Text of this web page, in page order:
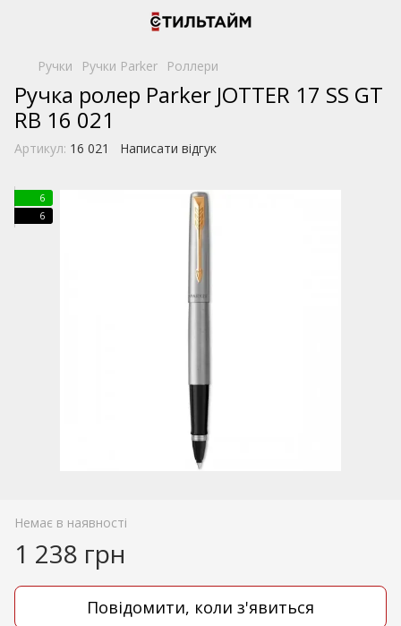
Ручки Ручки Parker Роллери
Ручка ролер Parker JOTTER 17 SS GT
RB 16 021
Артикул: 16 021 Написати відгук
6
6
Немає в наявності
1 238 грн
Повідомити, коли з'явиться